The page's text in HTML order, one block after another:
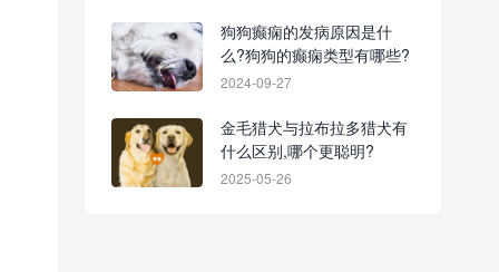
狗狗癫痫的发病原因是什
么?狗狗的癫痫类型有哪些?
2024-09-27
金毛猎犬与拉布拉多猎犬有
什么区别,哪个更聪明?
2025-05-26